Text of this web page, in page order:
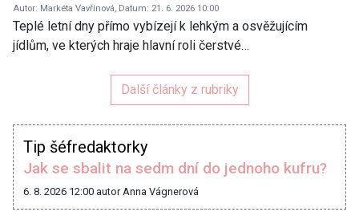
Autor: Markéta Vavřinová, Datum: 21. 6. 2026 10:00
Teplé letní dny přímo vybízejí k lehkým a osvěžujícím
jídlům, ve kterých hraje hlavní roli čerstvé…
Další články z rubriky
Tip šéfredaktorky
Jak se sbalit na sedm dní do jednoho kufru?
6. 8. 2026 12:00 autor Anna Vágnerová